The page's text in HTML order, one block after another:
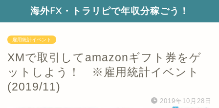
海外FX・トラリピで年収分稼ごう！
雇用統計イベント
XMで取引してamazonギフト券をゲ
ットしよう！ ※雇用統計イベント
(2019/11)
2019年10月28日